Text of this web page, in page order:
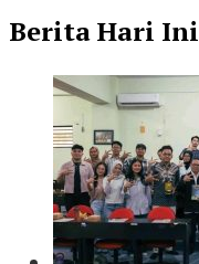
Berita Hari Ini